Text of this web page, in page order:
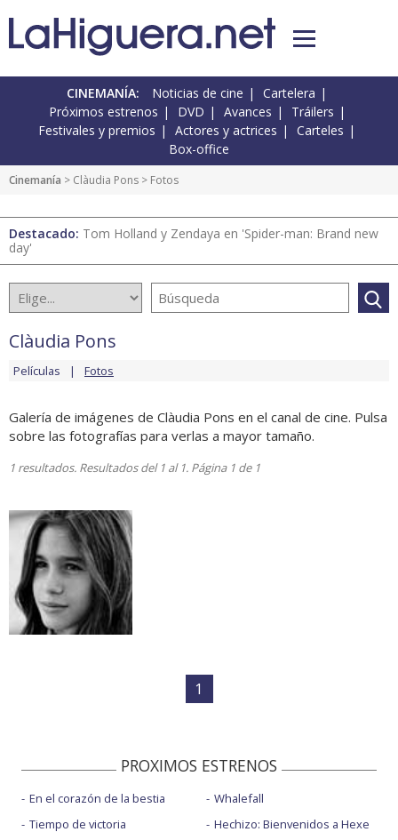
CINEMANÍA: Noticias de cine
Cartelera
Próximos estrenos
DVD Avances
Tráilers
Festivales y premios
Actores y actrices
Carteles
Box-office
Cinemanía > Clàudia Pons > Fotos
Destacado: Tom Holland y Zendaya en 'Spider-man: Brand new
day'
Clàudia Pons
Películas Fotos
Galería de imágenes de Clàudia Pons en el canal de cine. Pulsa
sobre las fotografías para verlas a mayor tamaño.
1 resultados. Resultados del 1 al 1. Página 1 de 1
1
PROXIMOS ESTRENOS
En el corazón de la bestia
Tiempo de victoria
Whalefall
Hechizo: Bienvenidos a Hexe